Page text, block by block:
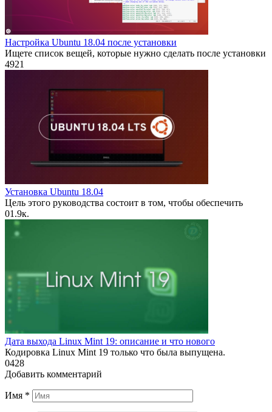
Настройка Ubuntu 18.04 после установки
Ищете список вещей, которые нужно сделать после установки
4921
Установка Ubuntu 18.04
Цель этого руководства состоит в том, чтобы обеспечить
01.9к.
Дата выхода Linux Mint 19: описание и что нового
Кодировка Linux Mint 19 только что была выпущена.
0428
Добавить комментарий
Имя *